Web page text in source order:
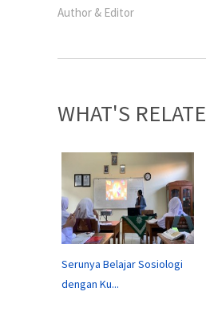
Author & Editor
WHAT'S
Serunya Belajar Sosiologi
dengan Ku...